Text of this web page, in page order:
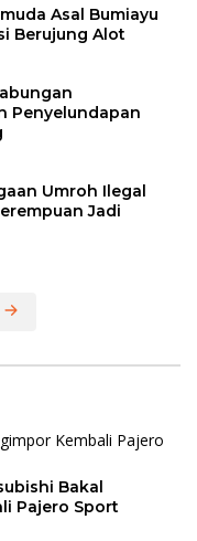
Asal Bumiayu
Berujung Alot
Penyelundapan
Umroh Ilegal
Jadi
Bakal
Pajero Sport